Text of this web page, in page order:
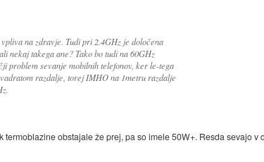
na zdravje. Tudi pri 2.4GHz je določena
nekaj takega ane? Tako bo tudi na 60GHz
problem sevanje mobilnih telefonov, ker le-tega
razdalje, torej IMHO na 1metru razdalje
obstajale že prej, pa so imele 50W+. Resda sevajo v